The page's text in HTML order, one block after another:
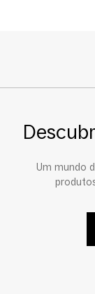
Um mundo